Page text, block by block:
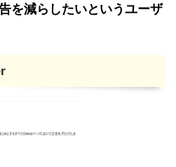
を減らしたいというユーザ